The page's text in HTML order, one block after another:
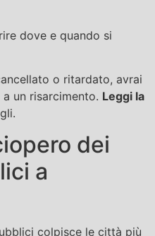
dove e quando si
o ritardato, avrai
un risarcimento. Leggi la
dei
a
colpisce le città più